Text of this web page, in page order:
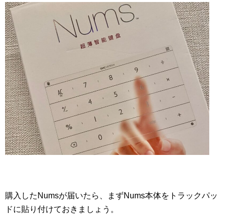
購入したNumsが届いたら、まずNums本体をトラックパッ
ドに貼り付けておきましょう。